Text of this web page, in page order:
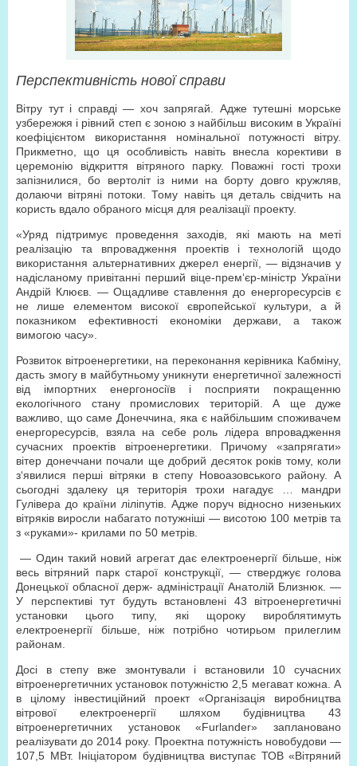
Перспективність нової справи
Вітру тут і справді — хоч запрягай. Адже тутешні морське
узбережжя і рівний степ є зоною з найбільш високим в Україні
коефіцієнтом використання номінальної потужності вітру.
Прикметно, що ця особливість навіть внесла корективи в
церемонію відкриття вітряного парку. Поважні гості трохи
запізнилися, бо вертоліт із ними на борту довго кружляв,
долаючи вітряні потоки. Тому навіть ця деталь свідчить на
користь вдало обраного місця для реалізації проекту.
«Уряд підтримує проведення заходів, які мають на меті
реалізацію та впровадження проектів і технологій щодо
використання альтернативних джерел енергії, — відзначив у
надісланому привітанні перший віце-прем‘єр-міністр України
Андрій Клюєв. — Ощадливе ставлення до енергоресурсів є
не лише елементом високої європейської культури, а й
показником ефективності економіки держави, а також
вимогою часу».
Розвиток вітроенергетики, на переконання керівника Кабміну,
дасть змогу в майбутньому уникнути енергетичної залежності
від імпортних енергоносіїв і посприяти покращенню
екологічного стану промислових територій. А ще дуже
важливо, що саме Донеччина, яка є найбільшим споживачем
енергоресурсів, взяла на себе роль лідера впровадження
сучасних проектів вітроенергетики. Причому «запрягати»
вітер донеччани почали ще добрий десяток років тому, коли
з‘явилися перші вітряки в степу Новоазовського району. А
сьогодні здалеку ця територія трохи нагадує … мандри
Гулівера до країни ліліпутів. Адже поруч відносно низеньких
вітряків виросли набагато потужніші — висотою 100 метрів та
з «руками»- крилами по 50 метрів.
— Один такий новий агрегат дає електроенергії більше, ніж
весь вітряний парк старої конструкції, — стверджує голова
Донецької обласної держ- адміністрації Анатолій Близнюк. —
У перспективі тут будуть встановлені 43 вітроенергетичні
установки цього типу, які щороку вироблятимуть
електроенергії більше, ніж потрібно чотирьом прилеглим
районам.
Досі в степу вже змонтували і встановили 10 сучасних
вітроенергетичних установок потужністю 2,5 мегават кожна. А
в цілому інвестиційний проект «Організація виробництва
вітрової електроенергії шляхом будівництва 43
вітроенергетичних установок «Furlander» заплановано
реалізувати до 2014 року. Проектна потужність новобудови —
107,5 МВт. Ініціатором будівництва виступає ТОВ «Вітряний